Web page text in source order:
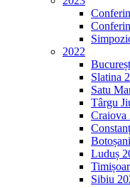
2022
Slatina
Satu
Târgu
Craiova
Luduș
Sibiu